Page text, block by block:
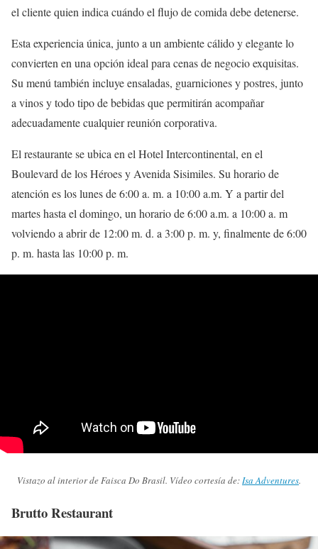
el cliente quien indica cuándo el flujo de comida debe detenerse.
Esta experiencia única, junto a un ambiente cálido y elegante lo
convierten en una opción ideal para cenas de negocio exquisitas.
Su menú también incluye ensaladas, guarniciones y postres, junto
a vinos y todo tipo de bebidas que permitirán acompañar
adecuadamente cualquier reunión corporativa.
El restaurante se ubica en el Hotel Intercontinental, en el
Boulevard de los Héroes y Avenida Sisimiles. Su horario de
atención es los lunes de 6:00 a. m. a 10:00 a.m. Y a partir del
martes hasta el domingo, un horario de 6:00 a.m. a 10:00 a. m
volviendo a abrir de 12:00 m. d. a 3:00 p. m. y, finalmente de 6:00
p. m. hasta las 10:00 p. m.
Vistazo al interior de Faisca Do Brasil. Vídeo cortesía de:Isa Adventures.
Brutto Restaurant